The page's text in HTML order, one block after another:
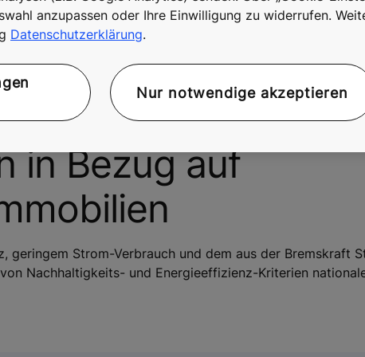
EU-Gesetze und -
und
in Bezug auf
geringem Strom-Verbrauch und dem aus der Bremskraft
Nachhaltigkeits- und Energieeffizienz-Kriterien
anzupassen oder Ihre Einwilligung zu widerrufen.
Datenschutzerklärung.
Nur notwendige akzeptieren